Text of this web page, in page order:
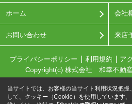
ホーム 会社
お問い合わせ 来店
プライバシーポリシー 利用規約 ア
Copyright(c) 株式会社 和幸不動
当サイトでは、お客様の当サイト利用状況把握
して、クッキー（Cookie）を使用しています。